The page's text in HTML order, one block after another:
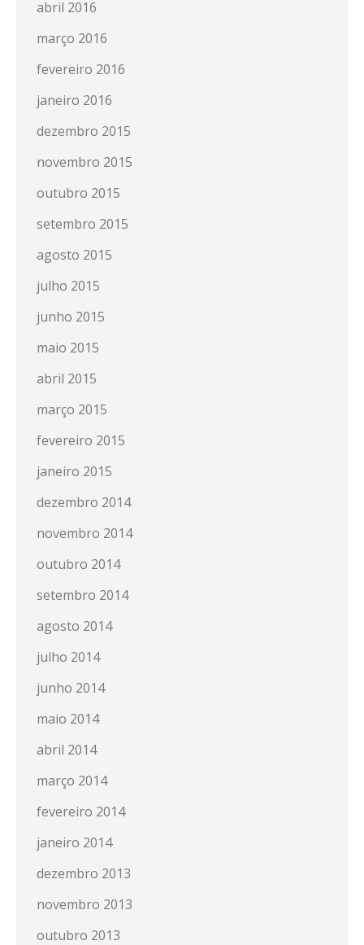
abril 2016
março 2016
fevereiro 2016
janeiro 2016
dezembro 2015
novembro 2015
outubro 2015
setembro 2015
agosto 2015
julho 2015
junho 2015
maio 2015
abril 2015
março 2015
fevereiro 2015
janeiro 2015
dezembro 2014
novembro 2014
outubro 2014
setembro 2014
agosto 2014
julho 2014
junho 2014
maio 2014
abril 2014
março 2014
fevereiro 2014
janeiro 2014
dezembro 2013
novembro 2013
outubro 2013